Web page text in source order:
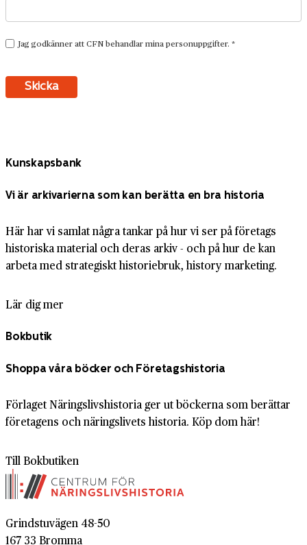
Kunskapsbank
Vi är arkivarierna som kan berätta en bra historia
Här har vi samlat några tankar på hur vi ser på företags
historiska material och deras arkiv - och på hur de kan
arbeta med strategiskt historiebruk, history marketing.
Lär dig mer
Bokbutik
Shoppa våra böcker och Företagshistoria
Förlaget Näringslivshistoria ger ut böckerna som berättar
företagens och näringslivets historia. Köp dom här!
Till Bokbutiken
Grindstuvägen 48-50
167 33 Bromma